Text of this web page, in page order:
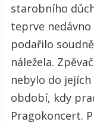
starobního
teprve
podařilo
náležela.
nebylo do
období, kdy
Pragokoncert.